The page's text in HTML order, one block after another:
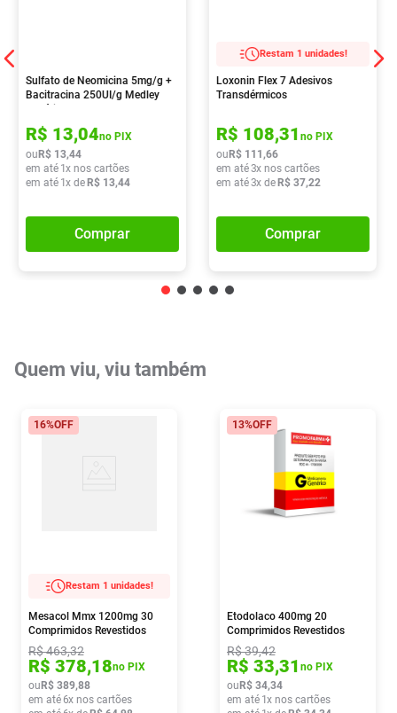
Sulfato de Neomicina 5mg/g +
Bacitracina 250UI/g Medley
Dermatológica 15g
R$ 13,04no PIX
ou R$ 13,44
em até 1x nos cartões
em até 1x de R$ 13,44
Comprar
Restam 1 unidades!
Loxonin Flex 7 Adesivos
Transdérmicos
R$ 108,31 no PIX
ou R$ 111 ,66
em até3x nos cartões
em até3x de R$ 37,22
Comprar
Quem viu, viu também
16%OFF
Restam 1 unidades!
Mesacol Mmx 1200mg 30
Comprimidos Revestidos
R$463,32
R$ 378,18no PIX
ou R$ 389,88
em até6x nos cartões
13%OFF
Etodolaco 400mg 20
Comprimidos Revestidos
Germed
R$39,42
R$ 33,31 no PIX
ou R$ 34,34
em até 1x nos cartões